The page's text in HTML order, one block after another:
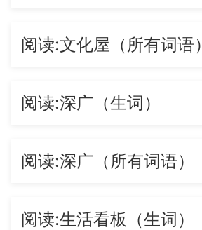
阅读:文化屋（所有词语）
阅读:深广（生词）
阅读:深广（所有词语）
阅读:生活看板（生词）